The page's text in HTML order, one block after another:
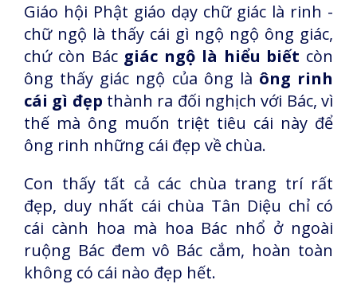
Giáo hội Phật giáo dạy chữ giác là rinh -
chữ ngộ là thấy cái gì ngộ ngộ ông giác,
chứ còn Bác giác ngộ là hiểu biết còn
ông thấy giác ngộ của ông là ông rinh
cái gì đẹp thành ra đối nghịch với Bác, vì
thế mà ông muốn triệt tiêu cái này để
ông rinh những cái đẹp về chùa.
Con thấy tất cả các chùa trang trí rất
đẹp, duy nhất cái chùa Tân Diệu chỉ có
cái cành hoa mà hoa Bác nhổ ở ngoài
ruộng Bác đem vô Bác cắm, hoàn toàn
không có cái nào đẹp hết.